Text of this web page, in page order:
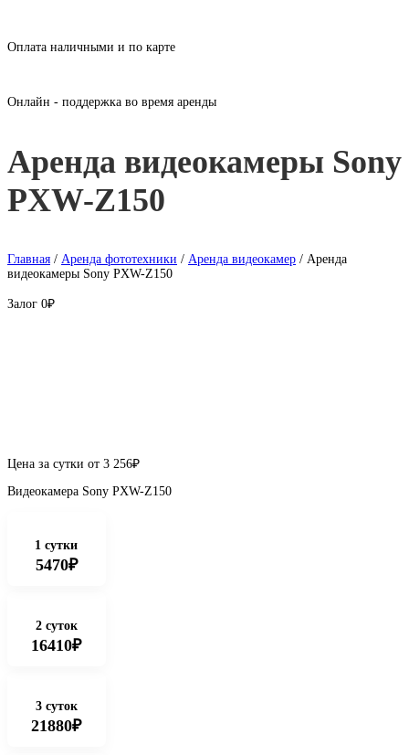
Оплата наличными и по карте
Онлайн - поддержка во время аренды
Аренда видеокамеры Sony
PXW-Z150
Главная / Аренда фототехники / Аренда видеокамер / Аренда
видеокамеры Sony PXW-Z150
Залог 0₽
Цена за сутки от 3 256₽
Видеокамера Sony PXW-Z150
1 сутки
5470₽
2 суток
16410₽
3 суток
21880₽